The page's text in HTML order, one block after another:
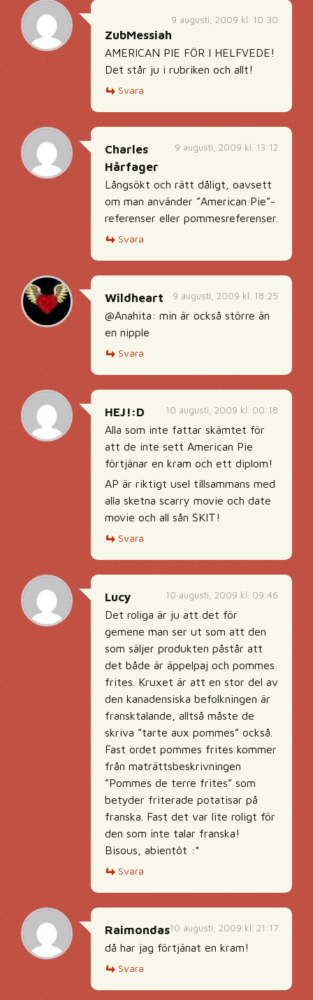
9 augusti, 2009 kl. 10:30
ZubMessiah
AMERICAN PIE FÖR I HELFVEDE!
Det står ju i rubriken och allt!
Svara
9 augusti, 2009 kl. 13:12
Charles
Hårfager
Långsökt och rätt dåligt, oavsett
om man använder ”American Pie”-
referenser eller pommesreferenser.
Svara
9 augusti, 2009 kl. 18:25
Wildheart
@Anahita: min är också större än
en nipple
Svara
10 augusti, 2009 kl. 00:18
HEJ!:D
Alla som inte fattar skämtet för
att de inte sett American Pie
förtjänar en kram och ett diplom!
AP är riktigt usel tillsammans med
alla sketna scarry movie och date
movie och all sån SKIT!
Svara
10 augusti, 2009 kl. 09:46
Lucy
Det roliga är ju att det för
gemene man ser ut som att den
som säljer produkten påstår att
det både är äppelpaj och pommes
frites. Kruxet är att en stor del av
den kanadensiska befolkningen är
fransktalande, alltså måste de
skriva ”tarte aux pommes” också.
Fast ordet pommes frites kommer
från maträttsbeskrivningen
”Pommes de terre frites” som
betyder friterade potatisar på
franska. Fast det var lite roligt för
den som inte talar franska!
Bisous, abientôt :*
Svara
10 augusti, 2009 kl. 21:17
Raimondas
då har jag förtjänat en kram!
Svara